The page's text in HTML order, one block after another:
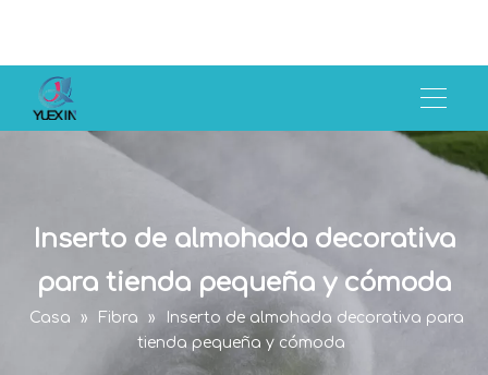
Inserto de almohada decorativa
para tienda pequeña y cómoda
Casa » Fibra »
Inserto de almohada decorativa para
tienda pequeña y cómoda